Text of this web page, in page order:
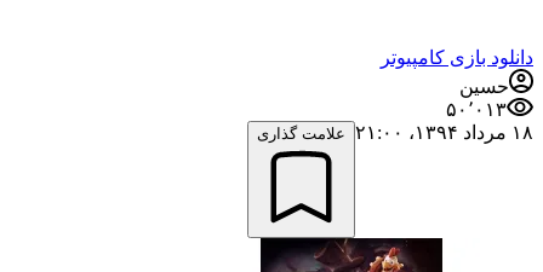
دانلود بازی کامپیوتر
حسین
۵۰٬۰۱۳
۱۸ مرداد ۱۳۹۴،‏ ۲۱:۰۰
علامت گذاری